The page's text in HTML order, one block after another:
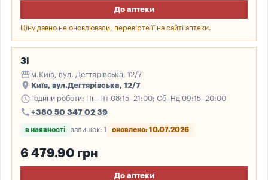
До аптеки
Ціну давно не оновлювали, перевірте її на сайті аптеки.
3і
storefront м.Київ, вул. Дегтярівська, 12/7
place Київ, вул.Дегтярівська, 12/7
schedule Години роботи: Пн–Пт 08:15–21:00; Сб–Нд 09:15–20:00
call +380 50 347 02 39
в наявності залишок: 1 оновлено: 10.07.2026
6 479.90 грн
До аптеки